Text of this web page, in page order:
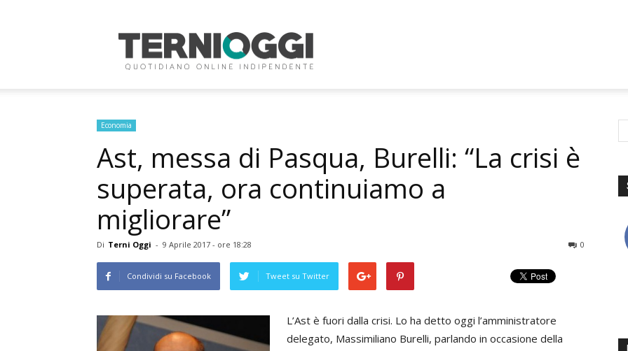
Oggi
Economia
Ast, messa di Pasqua, Burelli: “La crisi è
superata, ora continuiamo a
migliorare”
Di Terni Oggi - 9 Aprile 2017 - ore 18:28 0
Condividi su Facebook Tweet su Twitter
L’Ast è fuori dalla crisi. Lo ha detto oggi l’amministratore
delegato, Massimiliano Burelli, parlando in occasione della